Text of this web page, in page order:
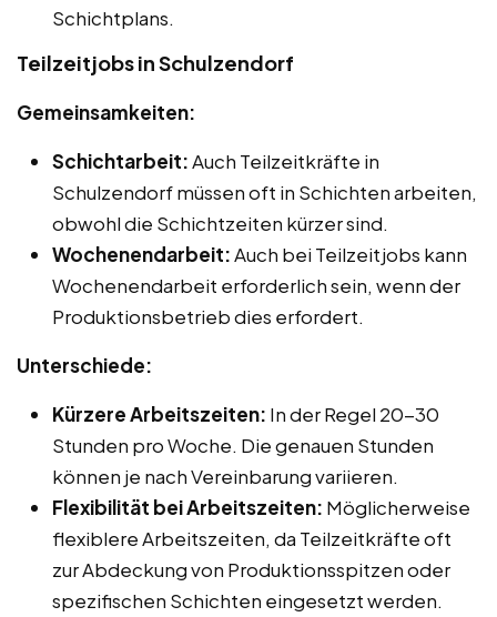
Schichtplans.
Teilzeitjobs in Schulzendorf
Gemeinsamkeiten:
Schichtarbeit:Auch Teilzeitkräfte in
Schulzendorf müssen oft in Schichten arbeiten,
obwohl die Schichtzeiten kürzer sind.
Wochenendarbeit:Auch bei Teilzeitjobs kann
Wochenendarbeit erforderlich sein, wenn der
Produktionsbetrieb dies erfordert.
Unterschiede:
Kürzere Arbeitszeiten: In der Regel 20-30
Stunden pro Woche. Die genauen Stunden
können je nach Vereinbarung variieren.
Flexibilität bei Arbeitszeiten: Möglicherweise
flexiblere Arbeitszeiten, da Teilzeitkräfte oft
zur Abdeckung von Produktionsspitzen oder
spezifischen Schichten eingesetzt werden.